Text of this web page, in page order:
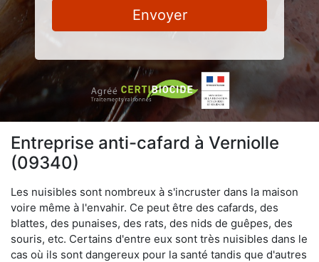
Envoyer
Entreprise anti-cafard à Verniolle
(09340)
Les nuisibles sont nombreux à s'incruster dans la maison
voire même à l'envahir. Ce peut être des cafards, des
blattes, des punaises, des rats, des nids de guêpes, des
souris, etc. Certains d'entre eux sont très nuisibles dans le
cas où ils sont dangereux pour la santé tandis que d'autres